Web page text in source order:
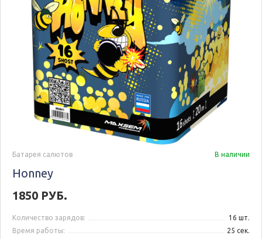
Батарея салютов В наличии
Honney
1850 РУБ.
Количество зарядов:
16 шт.
Время работы:
25 сек.